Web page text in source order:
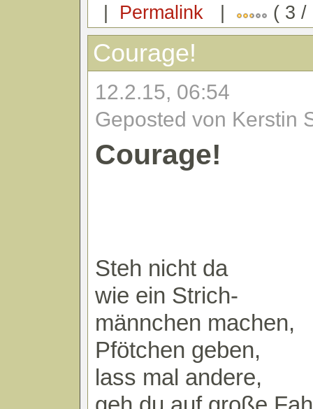
| Permalink | ( 3 /
Courage!
12.2.15, 06:54
Geposted von Kerstin
Courage!
Steh nicht da
wie ein Strich-
männchen machen,
Pfötchen geben,
lass mal andere,